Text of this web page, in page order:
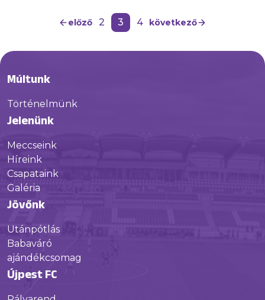
előző 2 3 4 következő
Múltunk
Történelmünk
Jelenünk
Meccseink
Híreink
Csapataink
Galéria
Jövőnk
Utánpótlás
Babaváró
ajándékcsomag
Újpest FC